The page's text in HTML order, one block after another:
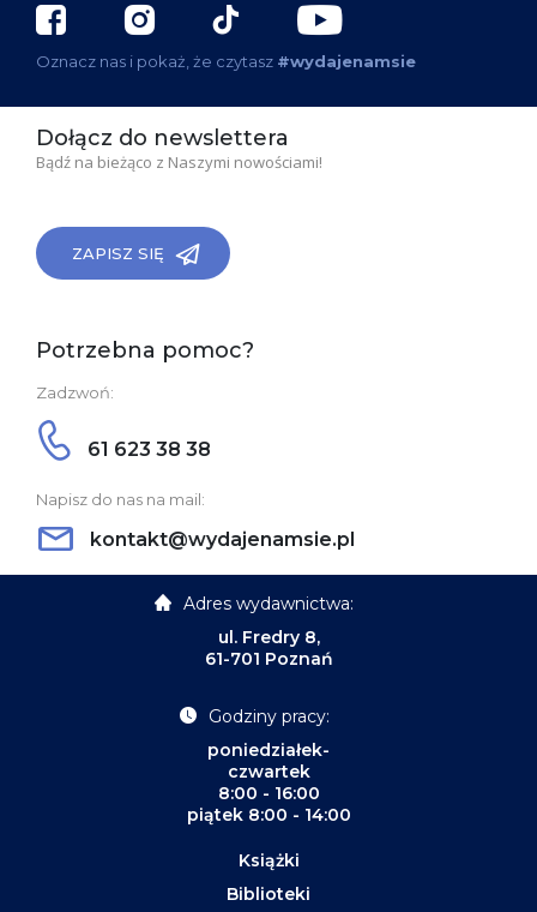
Oznacz nas i pokaż, że czytasz #wydajenamsie
Dołącz do newslettera
Bądź na bieżąco z Naszymi nowościami!
ZAPISZ SIĘ
Potrzebna pomoc?
Zadzwoń:
61 623 38 38
Napisz do nas na mail:
kontakt@wydajenamsie.pl
Adres wydawnictwa:
ul. Fredry 8,
61-701 Poznań
Godziny pracy:
poniedziałek-
czwartek
8:00 - 16:00
piątek 8:00 - 14:00
Książki
Biblioteki